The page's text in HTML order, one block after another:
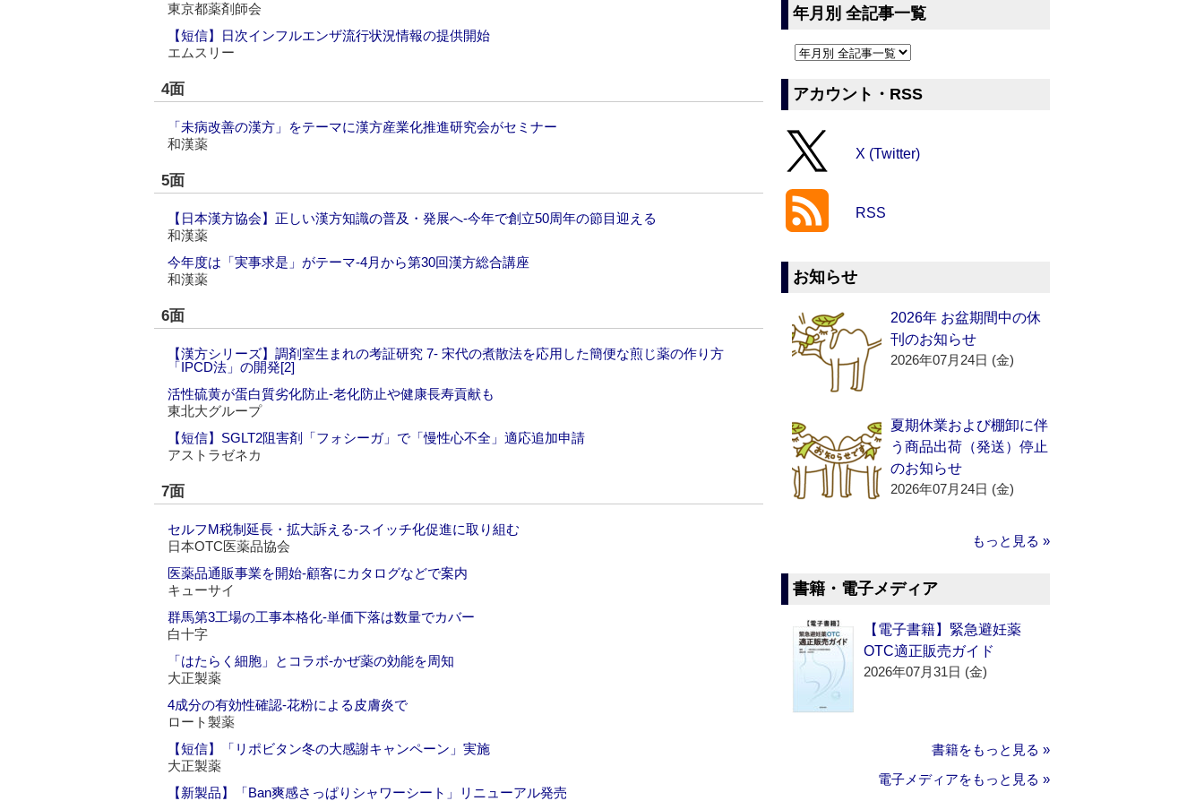
東京都薬剤師会
【短信】日次インフルエンザ流行状況情報の提供開始
エムスリー
4面
「未病改善の漢方」をテーマに漢方産業化推進研究会がセミナー
和漢薬
5面
【日本漢方協会】正しい漢方知識の普及・発展へ‐今年で創立50周年の節目迎える
和漢薬
今年度は「実事求是」がテーマ‐4月から第30回漢方総合講座
和漢薬
6面
【漢方シリーズ】調剤室生まれの考証研究 7‐ 宋代の煮散法を応用した簡便な煎じ薬の作り方
「IPCD法」の開発[2]
活性硫黄が蛋白質劣化防止‐老化防止や健康長寿貢献も
東北大グループ
【短信】SGLT2阻害剤「フォシーガ」で「慢性心不全」適応追加申請
アストラゼネカ
7面
セルフM税制延長・拡大訴える‐スイッチ化促進に取り組む
日本OTC医薬品協会
医薬品通販事業を開始‐顧客にカタログなどで案内
キューサイ
群馬第3工場の工事本格化‐単価下落は数量でカバー
白十字
「はたらく細胞」とコラボ‐かぜ薬の効能を周知
大正製薬
4成分の有効性確認‐花粉による皮膚炎で
ロート製薬
【短信】「リポビタン冬の大感謝キャンペーン」実施
大正製薬
【新製品】「Ban爽感さっぱりシャワーシート」リニューアル発売
年月別 全記事一覧
アカウント・RSS
X (Twitter)
RSS
お知らせ
2026年 お盆期間中の休
刊のお知らせ
2026年07月24日 (金)
夏期休業および棚卸に伴
う商品出荷（発送）停止
のお知らせ
2026年07月24日 (金)
もっと見る »
書籍・電子メディア
【電子書籍】緊急避妊薬
OTC適正販売ガイド
2026年07月31日 (金)
書籍をもっと見る »
電子メディアをもっと見る »